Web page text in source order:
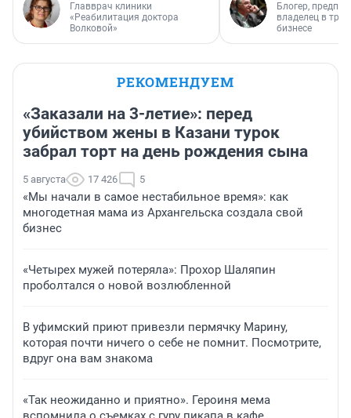
Главврач клиники
«Реабилитация доктора
Волковой»
Блогер,
владелец в
бизнесе
РЕКОМЕНДУЕМ
«Заказали на 3-летие»: перед
убийством жены в Казани турок
забрал торт на день рождения сына
5 августа 17 426 5
«Мы начали в самое нестабильное время»: как
многодетная мама из Архангельска создала свой
бизнес
«Четырех мужей потеряла»: Прохор Шаляпин
проболтался о новой возлюбленной
В уфимский приют привезли пермячку Марину,
которая почти ничего о себе не помнит. Посмотрите,
вдруг она вам знакома
«Так неожиданно и приятно». Героиня мема